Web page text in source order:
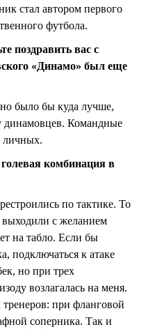
стал автором первого
футбола.
поздравить вас с
«Динамо» был еще
было бы куда лучше,
динамовцев. Командные
личных.
комбинация в
по тактике. То
выходили с желанием
на табло. Если бы
подключаться к атаке
но при трех
возлагалась на меня.
при фланговой
соперника. Так и